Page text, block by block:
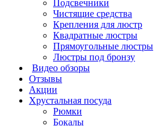
Подсвечники
Чистящие средства
Крепления для люстр
Квадратные люстры
Прямоугольные люстры
Люстры под бронзу
Видео обзоры
Отзывы
Акции
Хрустальная посуда
Рюмки
Бокалы